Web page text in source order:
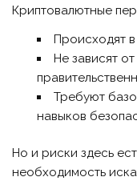
Криптовалютные
Происходят
Не зависят
Требуют
навыков
Но и риски здесь
необходимость